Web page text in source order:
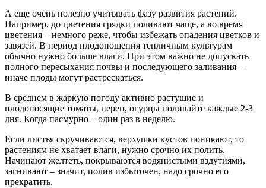
А еще очень полезно учитывать фазу развития растений.
Например, до цветения грядки поливают чаще, а во время
цветения – немного реже, чтобы избежать опадения цветков и
завязей. В период плодоношения тепличным культурам
обычно нужно больше влаги. При этом важно не допускать
полного пересыхания почвы и последующего заливания –
иначе плоды могут растрескаться.
В среднем в жаркую погоду активно растущие и
плодоносящие томаты, перец, огурцы поливайте каждые 2-3
дня. Когда пасмурно – один раз в неделю.
Если листья скручиваются, верхушки кустов поникают, то
растениям не хватает влаги, нужно срочно их полить.
Начинают желтеть, покрываются водянистыми вздутиями,
загнивают – значит, полив избыточен, надо срочно его
прекратить.